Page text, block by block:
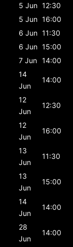
5 Jun 12:30
5 Jun 16:00
6 Jun 11:30
6 Jun 15:00
7 Jun 14:00
14
Jun
14:00
12
Jun
12:30
12
Jun
16:00
13
Jun
11:30
13
Jun
15:00
14
Jun
14:00
28
Jun
14:00